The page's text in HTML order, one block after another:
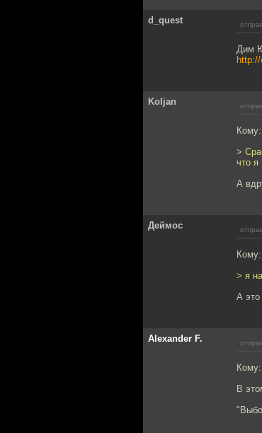
d_quest
Дим
Koljan
>
что я
А
Деймос
> я
А это
Alexander F.
В